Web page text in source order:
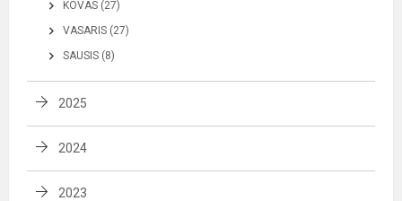
KOVAS (27)
VASARIS (27)
SAUSIS (8)
2025
2024
2023